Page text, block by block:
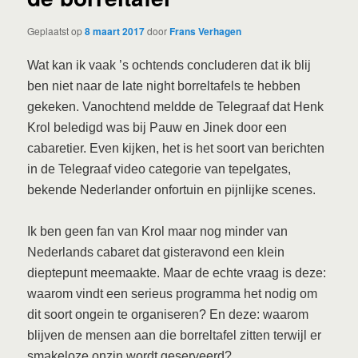
Geplaatst op8 maart 2017doorFrans Verhagen
Wat kan ik vaak ’s ochtends concluderen dat ik blij
ben niet naar de late night borreltafels te hebben
gekeken. Vanochtend meldde de Telegraaf dat Henk
Krol beledigd was bij Pauw en Jinek door een
cabaretier. Even kijken, het is het soort van berichten
in de Telegraaf video categorie van tepelgates,
bekende Nederlander onfortuin en pijnlijke scenes.
Ik ben geen fan van Krol maar nog minder van
Nederlands cabaret dat gisteravond een klein
dieptepunt meemaakte. Maar de echte vraag is deze:
waarom vindt een serieus programma het nodig om
dit soort ongein te organiseren? En deze: waarom
blijven de mensen aan die borreltafel zitten terwijl er